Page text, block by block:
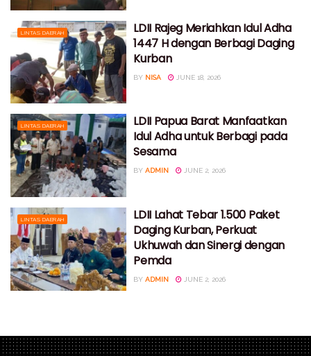
LINTAS DAERAH
LDII Rajeg Meriahkan Idul Adha
1447 H dengan Berbagi Daging
Kurban
BY NISA JUNE 18, 2026
LINTAS DAERAH
LDII Papua Barat Manfaatkan
Idul Adha untuk Berbagi pada
Sesama
BY ADMIN JUNE 2, 2026
LINTAS DAERAH
LDII Lahat Tebar 1.500 Paket
Daging Kurban, Perkuat
Ukhuwah dan Sinergi dengan
Pemda
BY ADMIN JUNE 2, 2026